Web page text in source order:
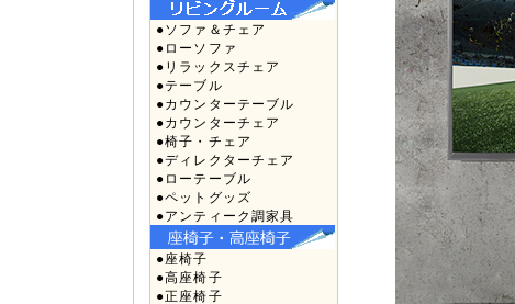
●ソファ＆チェア
●ローソファ
●リラックスチェア
●テーブル
●カウンターテーブル
●カウンターチェア
●椅子・チェア
●ディレクターチェア
●ローテーブル
●ペットグッズ
●アンティーク調家具
●座椅子
●高座椅子
●正座椅子